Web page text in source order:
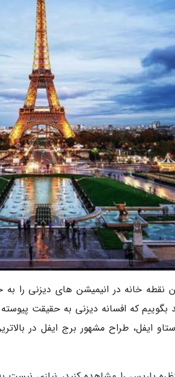
نقطه خانه در انیمیشن های دیزنی را
بگوییم که افسانه دیزنی به حقیقت
ایفل، طراح مشهور برج ایفل در